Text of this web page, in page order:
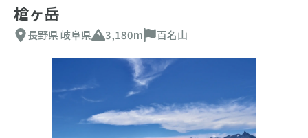
槍ヶ岳
長野県岐阜県 3,180m 百名山